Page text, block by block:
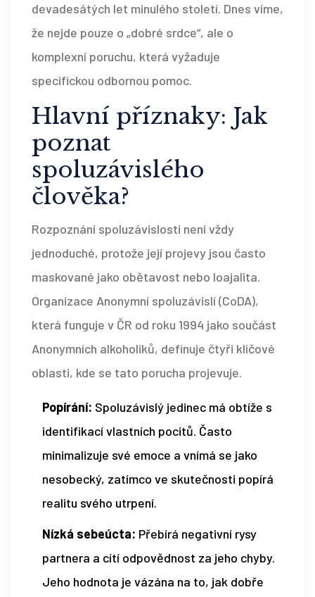
devadesátých let minulého století. Dnes víme,
že nejde pouze o „dobré srdce“, ale o
komplexní poruchu, která vyžaduje
specifickou odbornou pomoc.
Hlavní příznaky: Jak
poznat
spoluzávislého
člověka?
Rozpoznání spoluzávislosti není vždy
jednoduché, protože její projevy jsou často
maskované jako obětavost nebo loajalita.
Organizace Anonymní spoluzávislí (CoDA),
která funguje v ČR od roku 1994 jako součást
Anonymních alkoholiků, definuje čtyři klíčové
oblasti, kde se tato porucha projevuje.
Popírání: Spoluzávislý jedinec má obtíže s
identifikací vlastních pocitů. Často
minimalizuje své emoce a vnímá se jako
nesobecký, zatímco ve skutečnosti popírá
realitu svého utrpení.
Nízká sebeúcta: Přebírá negativní rysy
partnera a cítí odpovědnost za jeho chyby.
Jeho hodnota je vázána na to, jak dobře